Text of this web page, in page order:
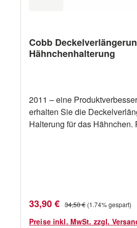
Cobb
Hähnchenhalterung
2011 – eine
erhalten Sie die
Halterung für das Hähnchen.
Verkaufspreis:
33,90 € Regulärer Preis:
34,50 € (1.74% gespart)
Preise inkl. MwSt. zzgl.